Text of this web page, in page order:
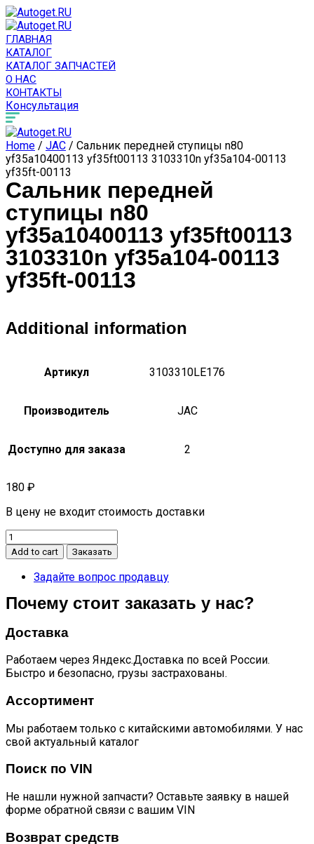
ГЛАВНАЯ
КАТАЛОГ
КАТАЛОГ ЗАПЧАСТЕЙ
О НАС
КОНТАКТЫ
Консультация
Home / JAC / Сальник передней ступицы n80
yf35a10400113 yf35ft00113 3103310n yf35a104-00113
yf35ft-00113
Сальник передней
ступицы n80
yf35a10400113 yf35ft00113
3103310n yf35a104-00113
yf35ft-00113
Additional information
Артикул 3103310LE176
Производитель JAC
Доступно для заказа 2
180 ₽
В цену не входит стоимость доставки
Сальник
передней
ступицы
n80
yf35ft00113
yf35a104-
00113
yf35ft-
00113
quantity
Add to cart Заказать
Задайте вопрос продавцу
Почему стоит заказать у нас?
Доставка
Работаем через Яндекс.Доставка по всей России.
Быстро и безопасно, грузы застрахованы.
Ассортимент
Мы работаем только с китайскими автомобилями. У нас
свой актуальный каталог
Поиск по VIN
Не нашли нужной запчасти? Оставьте заявку в нашей
форме обратной связи с вашим VIN
Возврат средств